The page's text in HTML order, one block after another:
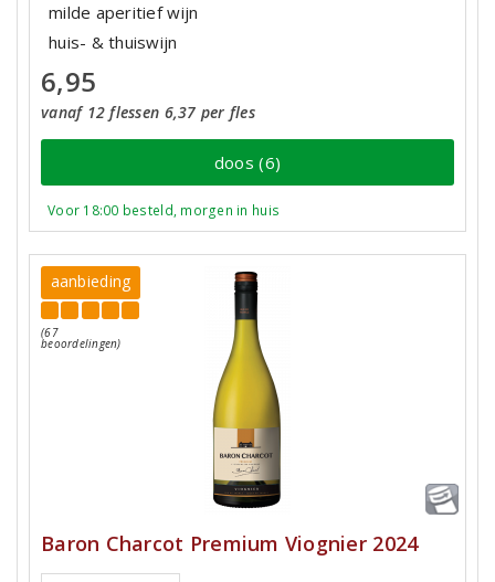
milde aperitief wijn
huis- & thuiswijn
6,95
vanaf 12 flessen 6,37 per fles
doos (6)
Voor 18:00 besteld, morgen in huis
aanbieding
(67
beoordelingen)
Baron Charcot Premium Viognier 2024